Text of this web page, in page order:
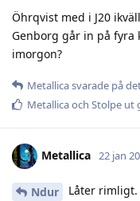
Öhrqvist med i J20
Genborg går in på fyra
imorgon?
Metallicasvarade på
Metallicaoch Stolpe ut
Metallica 22 jan
Ndur
Låter